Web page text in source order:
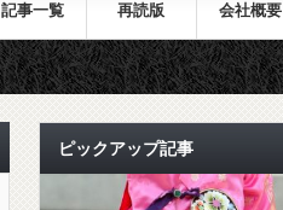
記事一覧 再読版 会社概要
ピックアップ記事